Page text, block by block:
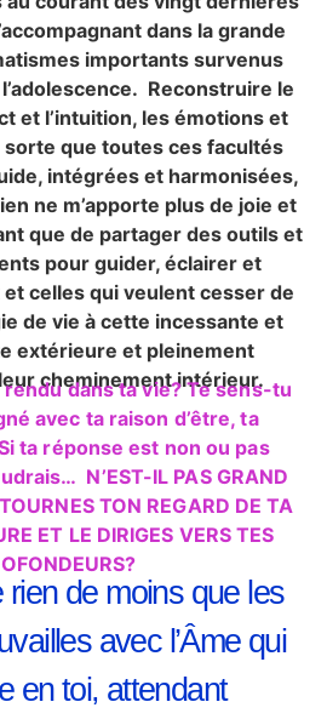
dans la grande
importants survenus
Reconstruire le
et l’intuition, les émotions et
sorte que toutes ces facultés
intégrées et harmonisées,
ne m’apporte plus de joie et
que de partager des outils et
pour guider, éclairer et
celles qui veulent cesser de
de vie à cette incessante et
extérieure et pleinement
cheminement intérieur.
dans ta vie? Te sens-tu
avec ta raison d’être, ta
ta réponse est non ou pas
N’EST-IL PAS GRAND
TON REGARD DE TA
ET LE DIRIGES VERS TES
de moins que les
avec l’Âme qui
en toi, attendant